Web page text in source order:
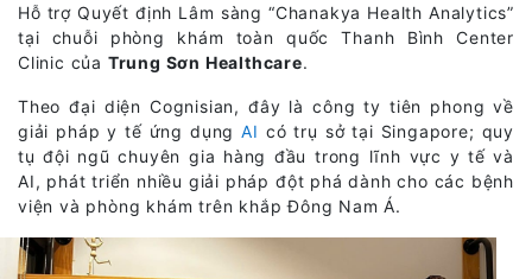
Hỗ trợ Quyết định Lâm sàng “Chanakya Health Analytics”
tại chuỗi phòng khám toàn quốc Thanh Bình Center
Clinic của Trung Sơn Healthcare.
Theo đại diện Cognisian, đây là công ty tiên phong về
giải pháp y tế ứng dụngAI có trụ sở tại Singapore; quy
tụ đội ngũ chuyên gia hàng đầu trong lĩnh vực y tế và
AI, phát triển nhiều giải pháp đột phá dành cho các bệnh
viện và phòng khám trên khắp Đông Nam Á.